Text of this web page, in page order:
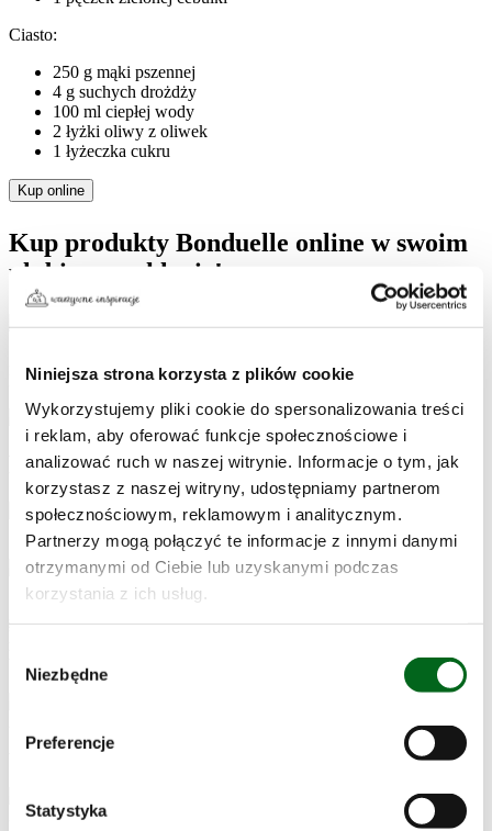
Niniejsza strona korzysta z plików cookie
Wykorzystujemy pliki cookie do spersonalizowania treści
i reklam, aby oferować funkcje społecznościowe i
analizować ruch w naszej witrynie. Informacje o tym, jak
korzystasz z naszej witryny, udostępniamy partnerom
społecznościowym, reklamowym i analitycznym.
Partnerzy mogą połączyć te informacje z innymi danymi
otrzymanymi od Ciebie lub uzyskanymi podczas
korzystania z ich usług.
zgody
Niezbędne
Preferencje
Statystyka
Ciasto:
250 g mąki pszennej
4 g suchych drożdży
100 ml ciepłej wody
2 łyżki oliwy z oliwek
1 łyżeczka cukru
Kup online
Kup produkty Bonduelle online w swoim
ulubionym sklepie!
Bonduelle
Tak smakuje dobro
Przygotowanie
Łączymy mąkę z drożdżami, cukrem, wodą i oliwą. Dokładnie
będzie elastyczne i gładkie.
Wyrobione ciasto odkładamy na ok. 30 minut do wyrośnięcia.